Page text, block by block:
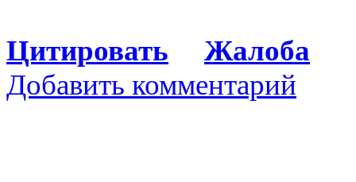
Цитировать
Жалоба
Добавить комментарий